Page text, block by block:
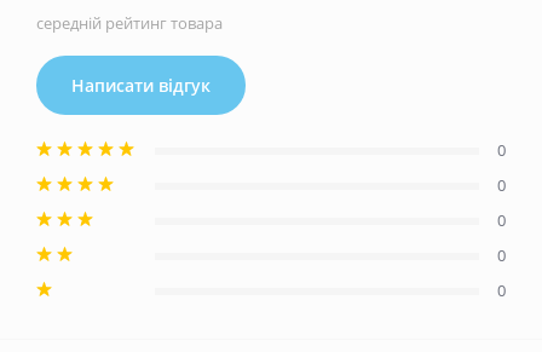
середній рейтинг товара
Написати відгук
0
0
0
0
0